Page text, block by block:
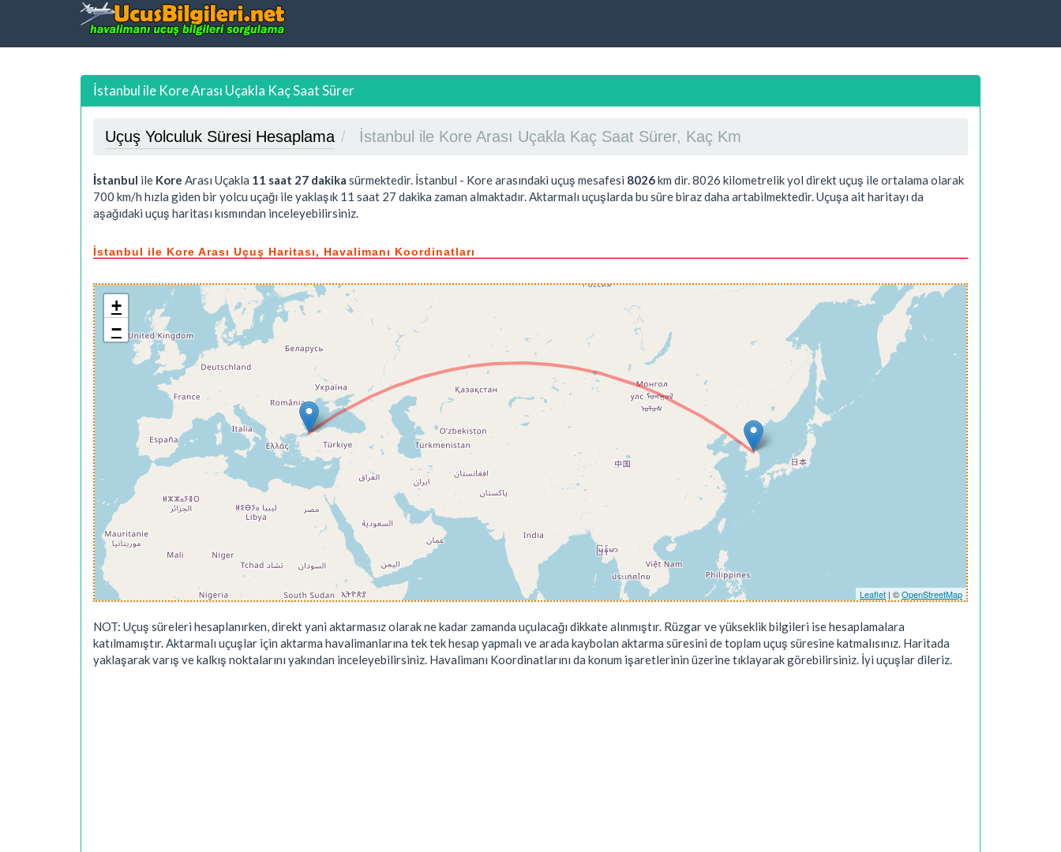
İstanbul ile Kore Arası Uçakla Kaç Saat Sürer
Uçuş Yolculuk Süresi Hesaplama İstanbul ile Kore Arası Uçakla Kaç Saat Sürer, Kaç Km
İstanbul ile Kore Arası Uçakla 11 saat 27 dakika sürmektedir. İstanbul - Kore arasındaki uçuş mesafesi 8026km dir. 8026 kilometrelik yol direkt uçuş ile ortalama olarak
700 km/h hızla giden bir yolcu uçağı ile yaklaşık 11 saat 27 dakika zaman almaktadır. Aktarmalı uçuşlarda bu süre biraz daha artabilmektedir. Uçuşa ait haritayı da
aşağıdaki uçuş haritası kısmından inceleyebilirsiniz.
İstanbul ile Kore Arası Uçuş Haritası, Havalimanı Koordinatları
+
−
Leaflet | ©OpenStreetMap
NOT: Uçuş süreleri hesaplanırken, direkt yani aktarmasız olarak ne kadar zamanda uçulacağı dikkate alınmıştır. Rüzgar ve yükseklik bilgileri ise hesaplamalara
katılmamıştır. Aktarmalı uçuşlar için aktarma havalimanlarına tek tek hesap yapmalı ve arada kaybolan aktarma süresini de toplam uçuş süresine katmalısınız. Haritada
yaklaşarak varış ve kalkış noktalarını yakından inceleyebilirsiniz. Havalimanı Koordinatlarını da konum işaretlerinin üzerine tıklayarak görebilirsiniz. İyi uçuşlar dileriz.